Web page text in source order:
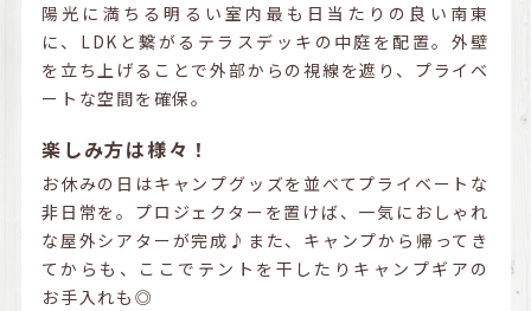
陽光に満ちる明るい室内最も日当たりの良い南東
に、LDKと繋がるテラスデッキの中庭を配置。外壁
を立ち上げることで外部からの視線を遮り、プライベ
ートな空間を確保。
楽しみ方は様々！
お休みの日はキャンプグッズを並べてプライベートな
非日常を。プロジェクターを置けば、一気におしゃれ
な屋外シアターが完成♪また、キャンプから帰ってき
てからも、ここでテントを干したりキャンプギアの
お手入れも◎